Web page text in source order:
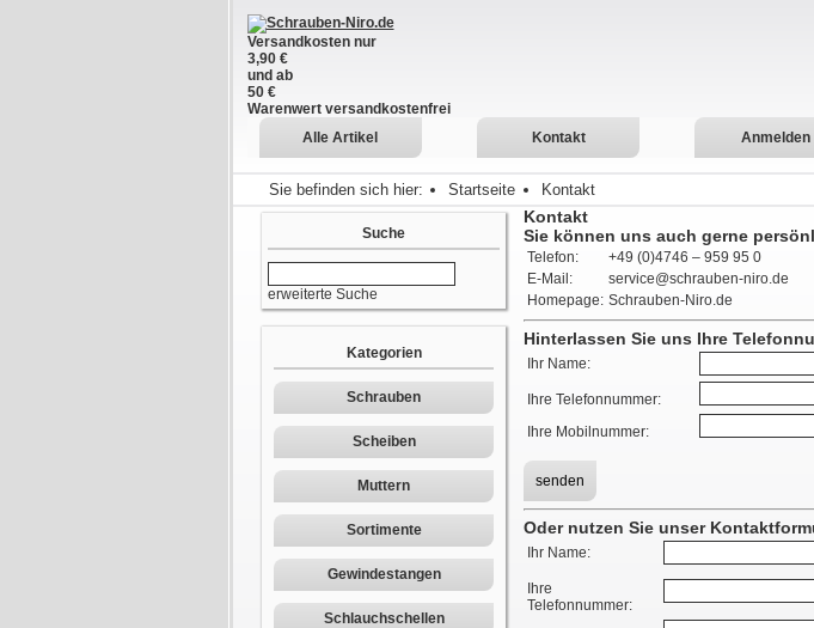
Versandkosten nur
3,90 €
und ab
50 €
Warenwert versandkostenfrei
Alle Artikel
Kontakt Anmelden
Sie befinden sich hier: Startseite Kontakt
Suche
erweiterte Suche
Kategorien
Schrauben
Scheiben
Muttern
Sortimente
Gewindestangen
Schlauchschellen
Kontakt
Sie können uns auch gerne
Telefon:
+49 (0)4746 – 959 95 0
E-Mail:
service@schrauben-niro.de
Homepage: Schrauben-Niro.de
Hinterlassen Sie uns Ihre
Ihr Name:
Ihre Telefonnummer:
Ihre Mobilnummer:
Oder nutzen Sie unser
Ihr Name:
Ihre
Telefonnummer: